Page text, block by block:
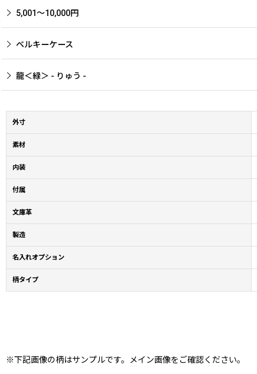
5,001〜10,000円
ベルキーケース
龍＜緑＞ - りゅう -
外寸
素材
内装
付属
文庫革
製造
名入れオプション
柄タイプ
※下記画像の柄はサンプルです。メイン画像をご確認ください。